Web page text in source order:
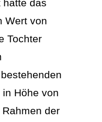
hatte das
Wert von
Tochter
Höhe von
der